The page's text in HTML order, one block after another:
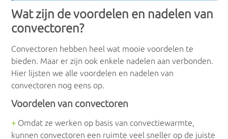
Bufferboilers
Keukenboilers
Warmtepompboilers
Warmtepompboilers
Wat zijn de voordelen en nadelen van
convectoren?
Convectoren hebben heel wat mooie voordelen te
bieden. Maar er zijn ook enkele nadelen aan verbonden.
Hier lijsten we alle voordelen en nadelen van
convectoren nog eens op.
Voordelen van convectoren
+ Omdat ze werken op basis van convectiewarmte,
kunnen convectoren een ruimte veel sneller op de juiste